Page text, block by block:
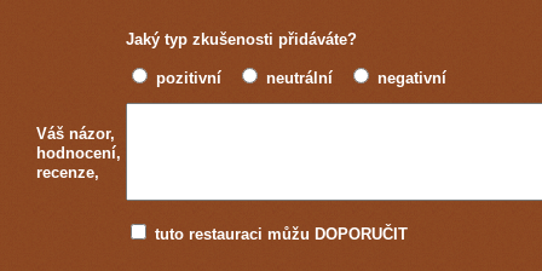
Jaký typ zkušenosti přidáváte?
pozitivní neutrální negativní
Váš názor,
hodnocení,
recenze,
tuto restauraci můžu DOPORUČIT